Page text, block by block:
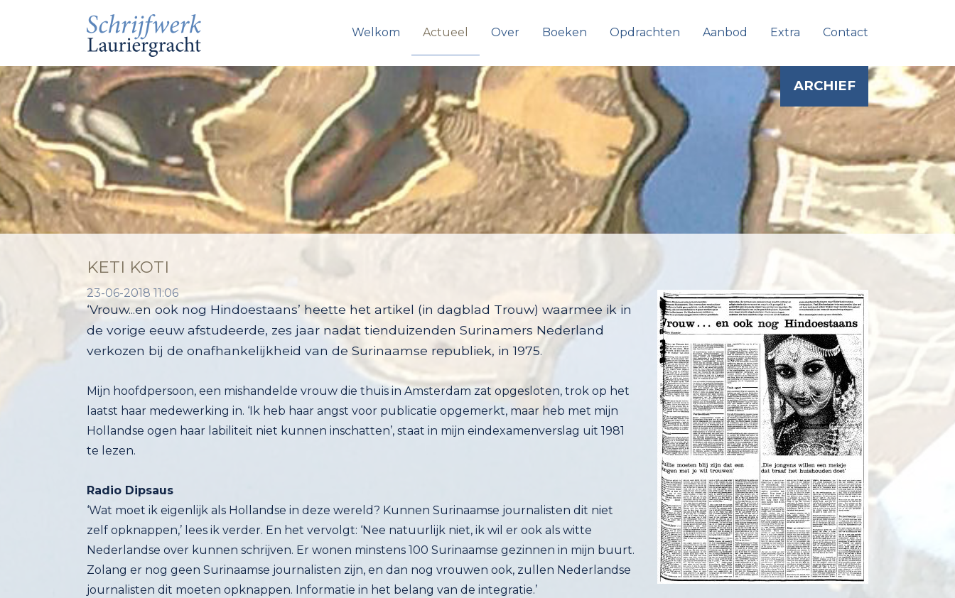
Welkom Actueel Over Boeken Opdrachten Aanbod Extra Contact
ARCHIEF
KETI KOTI
23-06-2018 11:06
‘Vrouw...en ook nog Hindoestaans’ heette het artikel (in dagblad Trouw) waarmee ik in
de vorige eeuw afstudeerde, zes jaar nadat tienduizenden Surinamers Nederland
verkozen bij de onafhankelijkheid van de Surinaamse republiek, in 1975.
Mijn hoofdpersoon, een mishandelde vrouw die thuis in Amsterdam zat opgesloten, trok op het
laatst haar medewerking in. ‘Ik heb haar angst voor publicatie opgemerkt, maar heb met mijn
Hollandse ogen haar labiliteit niet kunnen inschatten’, staat in mijn eindexamenverslag uit 1981
te lezen.
Radio Dipsaus
‘Wat moet ik eigenlijk als Hollandse in deze wereld? Kunnen Surinaamse journalisten dit niet
zelf opknappen,’ lees ik verder. En het vervolgt: ‘Nee natuurlijk niet, ik wil er ook als witte
Nederlandse over kunnen schrijven. Er wonen minstens 100 Surinaamse gezinnen in mijn buurt.
Zolang er nog geen Surinaamse journalisten zijn, en dan nog vrouwen ook, zullen Nederlandse
journalisten dit moeten opknappen. Informatie in het belang van de integratie.’